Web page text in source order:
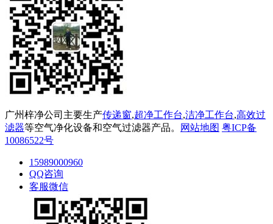
广州梓净公司主要生产传递窗,超净工作台,洁净工作台,高效过
滤器等空气净化设备和空气过滤器产品。 网站地图 粤ICP备
10086522号
15989000960
QQ咨询
客服微信